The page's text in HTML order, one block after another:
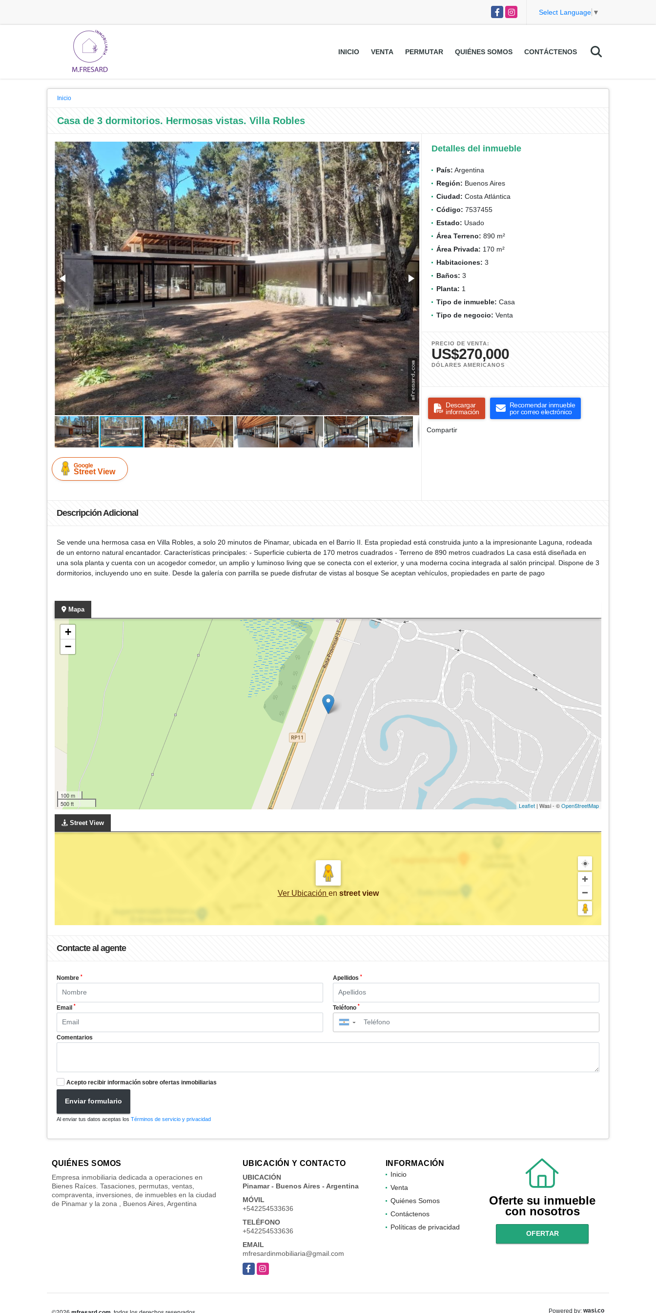
FacebookInstagram Select Language ▼
INICIO VENTA PERMUTAR QUIÉNES SOMOS CONTÁCTENOS
Inicio
Casa de 3 dormitorios. Hermosas vistas. Villa Robles
Google
Street View
Detalles del inmueble
País: Argentina
Región: Buenos Aires
Ciudad: Costa Atlántica
Código: 7537455
Estado: Usado
Área Terreno: 890 m²
Área Privada: 170 m²
Habitaciones: 3
Baños: 3
Planta: 1
Tipo de inmueble: Casa
Tipo de negocio: Venta
PRECIO DE VENTA:
US$270,000
DÓLARES AMERICANOS
Descargar
información
Recomendar inmueble
por correo electrónico
Compartir
Descripción Adicional
Se vende una hermosa casa en Villa Robles, a solo 20 minutos de Pinamar, ubicada en el Barrio II. Esta propiedad está construida junto a la impresionante Laguna, rodeada
de un entorno natural encantador. Características principales: - Superficie cubierta de 170 metros cuadrados - Terreno de 890 metros cuadrados La casa está diseñada en
una sola planta y cuenta con un acogedor comedor, un amplio y luminoso living que se conecta con el exterior, y una moderna cocina integrada al salón principal. Dispone de 3
dormitorios, incluyendo uno en suite. Desde la galería con parrilla se puede disfrutar de vistas al bosque Se aceptan vehículos, propiedades en parte de pago
Mapa
+
−
100 m
500 ft
Leaflet | Wasi - ©OpenStreetMap
Street View
Ver Ubicación en street view
Contacte al agente
Nombre * Apellidos *
Email * Teléfono *
▼
Comentarios
Acepto recibir información sobre ofertas inmobiliarias
Enviar formulario
Al enviar tus datos aceptas los Términos de servicio y privacidad
QUIÉNES SOMOS
Empresa inmobiliaria dedicada a operaciones en
Bienes Raíces. Tasaciones, permutas, ventas,
compraventa, inversiones, de inmuebles en la ciudad
de Pinamar y la zona , Buenos Aires, Argentina
UBICACIÓN Y CONTACTO
UBICACIÓN
Pinamar - Buenos Aires - Argentina
MÓVIL
+542254533636
TELÉFONO
+542254533636
EMAIL
mfresardinmobiliaria@gmail.com
FacebookInstagram
INFORMACIÓN
Inicio
Venta
Quiénes Somos
Contáctenos
Políticas de privacidad
Oferte su inmueble
con nosotros
OFERTAR
Powered by: wasi.co